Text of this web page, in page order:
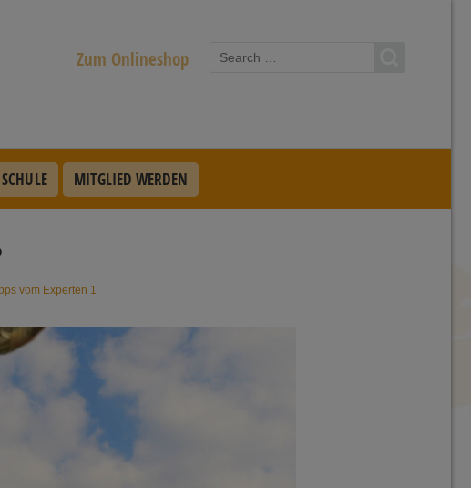
Zum Onlineshop
SCHULE MITGLIED WERDEN
vom Experten 1